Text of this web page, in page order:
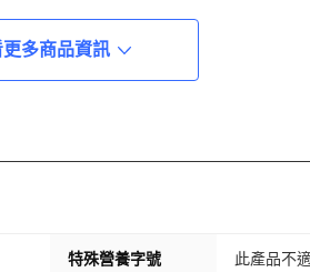
多商品資訊
特殊營養字號 此產品不